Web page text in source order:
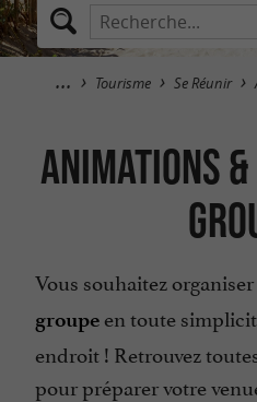
Tourisme Se Réunir
Animations
Vous souhaitez organiser
groupe en toute
endroit ! Retrouvez
pour préparer votre